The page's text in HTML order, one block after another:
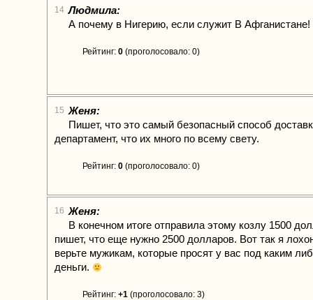
14 Людмила:
А почему в Нигерию, если служит В Афганистане!
Рейтинг: 0 (проголосовало: 0)
15 Женя:
Пишет, что это самый безопасный способ
департамент, что их много по всему свету.
Рейтинг: 0 (проголосовало: 0)
16 Женя:
В конечном итоге отправила этому козлу 1500
пишет, что еще нужно 2500 долларов. Вот так я
верьте мужикам, которые просят у вас под каким
деньги.
Рейтинг: +1 (проголосовало: 3)